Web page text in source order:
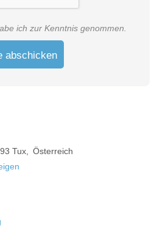
ich zur Kenntnis genommen.
abschicken
Tux
Österreich